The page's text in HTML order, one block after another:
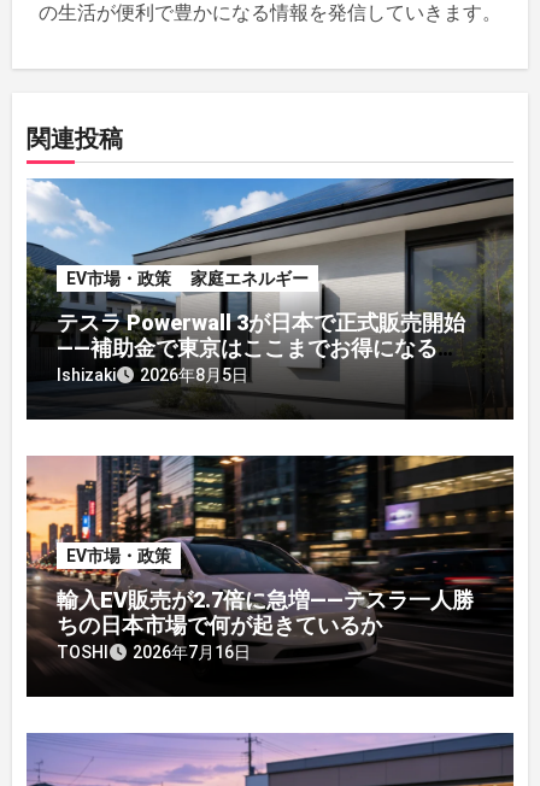
の生活が便利で豊かになる情報を発信していきます。
関連投稿
EV市場・政策 家庭エネルギー
テスラ Powerwall 3が日本で正式販売開始
——補助金で東京はここまでお得になる
【2026年8月最新】
Ishizaki 2026年8月5日
EV市場・政策
輸入EV販売が2.7倍に急増——テスラ一人勝
ちの日本市場で何が起きているか
TOSHI 2026年7月16日